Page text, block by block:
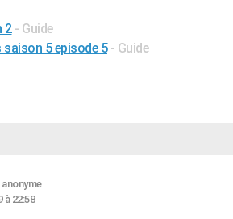
2 - Guide
5 episode 5 - Guide
à 22:58